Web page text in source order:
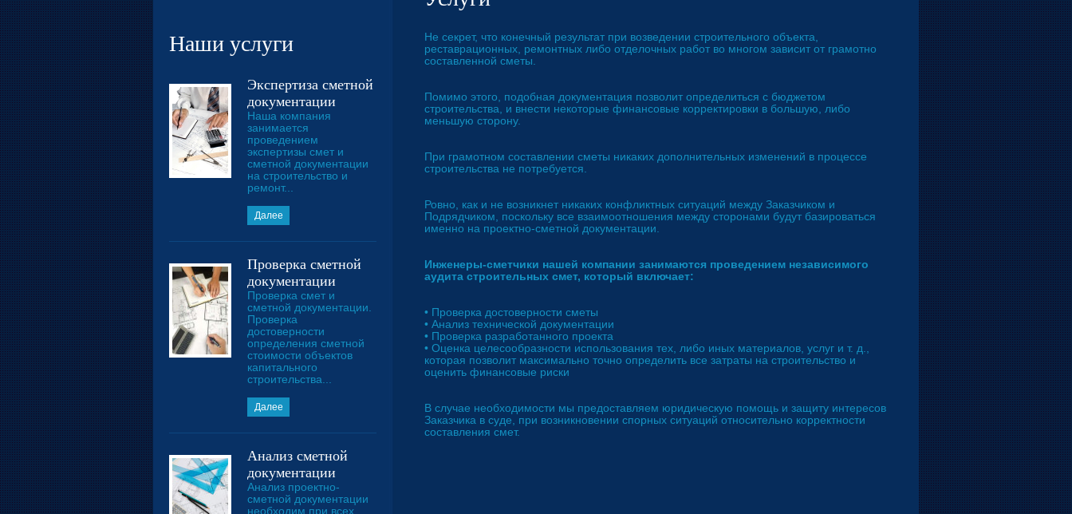
Наши услуги
Экспертиза сметной
документации
Наша компания
занимается
проведением
экспертизы смет и
сметной документации
на строительство и
ремонт...
Далее
Проверка сметной
документации
Проверка смет и
сметной документации.
Проверка
достоверности
определения сметной
стоимости объектов
капитального
строительства...
Далее
Анализ сметной
документации
Анализ проектно-
сметной документации
необходим при всех
Не секрет, что конечный результат при возведении строительного объекта,
реставрационных, ремонтных либо отделочных работ во многом зависит от грамотно
составленной сметы.
Помимо этого, подобная документация позволит определиться с бюджетом
строительства, и внести некоторые финансовые корректировки в большую, либо
меньшую сторону.
При грамотном составлении сметы никаких дополнительных изменений в процессе
строительства не потребуется.
Ровно, как и не возникнет никаких конфликтных ситуаций между Заказчиком и
Подрядчиком, поскольку все взаимоотношения между сторонами будут базироваться
именно на проектно-сметной документации.
Инженеры-сметчики нашей компании занимаются проведением независимого
аудита строительных смет, который включает:
• Проверка достоверности сметы
• Анализ технической документации
• Проверка разработанного проекта
• Оценка целесообразности использования тех, либо иных материалов, услуг и т. д.,
которая позволит максимально точно определить все затраты на строительство и
оценить финансовые риски
В случае необходимости мы предоставляем юридическую помощь и защиту интересов
Заказчика в суде, при возникновении спорных ситуаций относительно корректности
составления смет.